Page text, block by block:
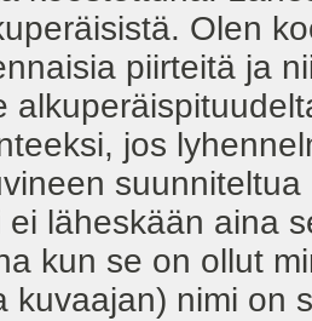
Olen
piirteitä ja
jos
ei läheskään aina
kun se on ollut
kuvaajan) nimi on